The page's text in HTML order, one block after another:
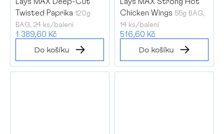
Twisted Paprika 120g
BAG, 24 ks/balení
1 389,60 Kč
Do košíku
Chicken Wings 55g BAG,
14 ks/balení
516,60 Kč
Do košíku